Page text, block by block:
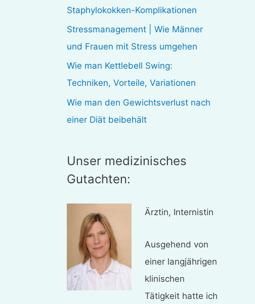
h
:
Staphylokokken-Komplikationen
Stressmanagement | Wie Männer
und Frauen mit Stress umgehen
Wie man Kettlebell Swing:
Techniken, Vorteile, Variationen
Wie man den Gewichtsverlust nach
einer Diät beibehält
Unser medizinisches
Gutachten:
Ärztin, Internistin
Ausgehend von
einer langjährigen
klinischen
Tätigkeit hatte ich